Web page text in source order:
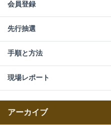
会員登録
先行抽選
手順と方法
現場レポート
アーカイブ